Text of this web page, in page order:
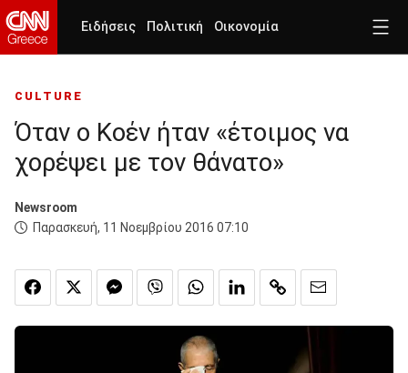
Ειδήσεις Πολιτική Οικονομία
CULTURE
Όταν ο Κοέν ήταν «έτοιμος να
χορέψει με τον θάνατο»
Newsroom
Παρασκευή, 11 Νοεμβρίου 2016 07:10